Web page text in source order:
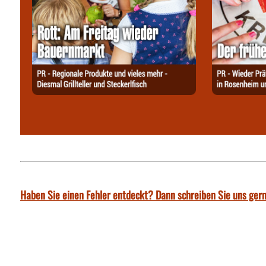
Haben Sie einen Fehler entdeckt? Dann schreiben Sie uns